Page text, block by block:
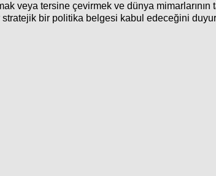
veya tersine çevirmek ve dünya
bir politika belgesi kabul edeceğini